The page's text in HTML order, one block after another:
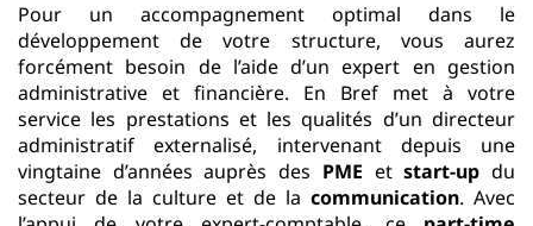
Pour un accompagnement optimal dans le
développement de votre structure, vous aurez
forcément besoin de l’aide d’un expert en gestion
administrative et financière. En Bref met à votre
service les prestations et les qualités d’un directeur
administratif externalisé, intervenant depuis une
vingtaine d’années auprès des PME etstart-up du
secteur de la culture et de la communication. Avec